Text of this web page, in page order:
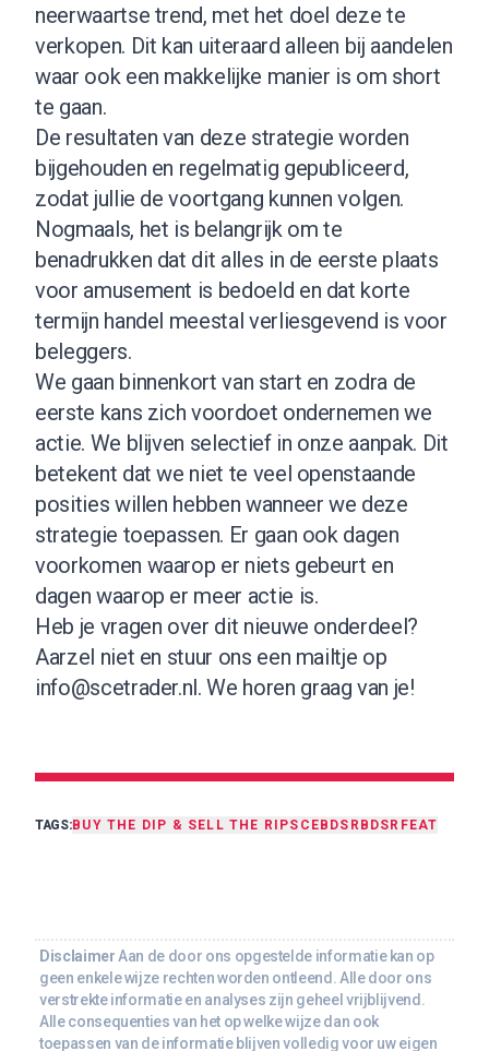
neerwaartse trend, met het doel deze te
verkopen. Dit kan uiteraard alleen bij aandelen
waar ook een makkelijke manier is om short
te gaan.
De resultaten van deze strategie worden
bijgehouden en regelmatig gepubliceerd,
zodat jullie de voortgang kunnen volgen.
Nogmaals, het is belangrijk om te
benadrukken dat dit alles in de eerste plaats
voor amusement is bedoeld en dat korte
termijn handel meestal verliesgevend is voor
beleggers.
We gaan binnenkort van start en zodra de
eerste kans zich voordoet ondernemen we
actie. We blijven selectief in onze aanpak. Dit
betekent dat we niet te veel openstaande
posities willen hebben wanneer we deze
strategie toepassen. Er gaan ook dagen
voorkomen waarop er niets gebeurt en
dagen waarop er meer actie is.
Heb je vragen over dit nieuwe onderdeel?
Aarzel niet en stuur ons een mailtje op
info@scetrader.nl. We horen graag van je!
TAGS:BUY THE DIP & SELL THE RIPSCEBDSR BDSR FEAT
Disclaimer Aan de door ons opgestelde informatie kan op
geen enkele wijze rechten worden ontleend. Alle door ons
verstrekte informatie en analyses zijn geheel vrijblijvend.
Alle consequenties van het op welke wijze dan ook
toepassen van de informatie blijven volledig voor uw eigen